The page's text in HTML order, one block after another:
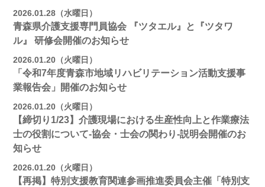
2026.01.28（水曜日）
青森県介護支援専門員協会 『ツタエル』と『ツタワ
ル』 研修会開催のお知らせ
2026.01.20（火曜日）
「令和7年度青森市地域リハビリテーション活動支援事
業報告会」開催のお知らせ
2026.01.20（火曜日）
【締切り1/23】介護現場における生産性向上と作業療法
士の役割について-協会・士会の関わり-説明会開催のお
知らせ
2026.01.20（火曜日）
【再掲】特別支援教育関連参画推進委員会主催「特別支